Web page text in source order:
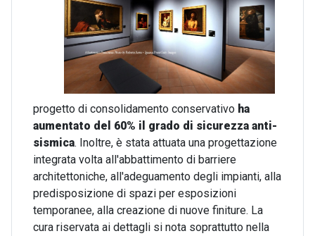
progetto di consolidamento conservativo ha
aumentato del 60% il grado di sicurezza anti-
sismica. Inoltre, è stata attuata una progettazione
integrata volta all'abbattimento di barriere
architettoniche, all'adeguamento degli impianti, alla
predisposizione di spazi per esposizioni
temporanee, alla creazione di nuove finiture. La
cura riservata ai dettagli si nota soprattutto nella